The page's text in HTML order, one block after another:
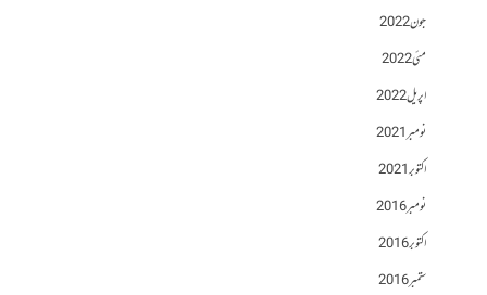
جون 2022
مئی 2022
اپریل 2022
نومبر 2021
اکتوبر 2021
نومبر 2016
اکتوبر 2016
ستمبر 2016